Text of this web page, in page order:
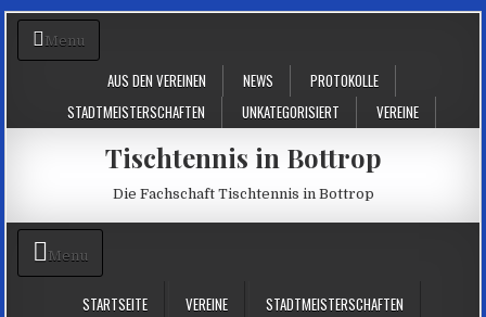
Skip
content
Menu
AUS DEN VEREINEN NEWS
PROTOKOLLE
STADTMEISTERSCHAFTEN
UNKATEGORISIERT VEREINE
Tischtennis in Bottrop
Die Fachschaft Tischtennis in Bottrop
Menu
STARTSEITE VEREINE STADTMEISTERSCHAFTEN